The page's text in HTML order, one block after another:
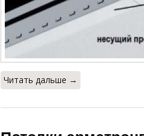
Читать дальше →